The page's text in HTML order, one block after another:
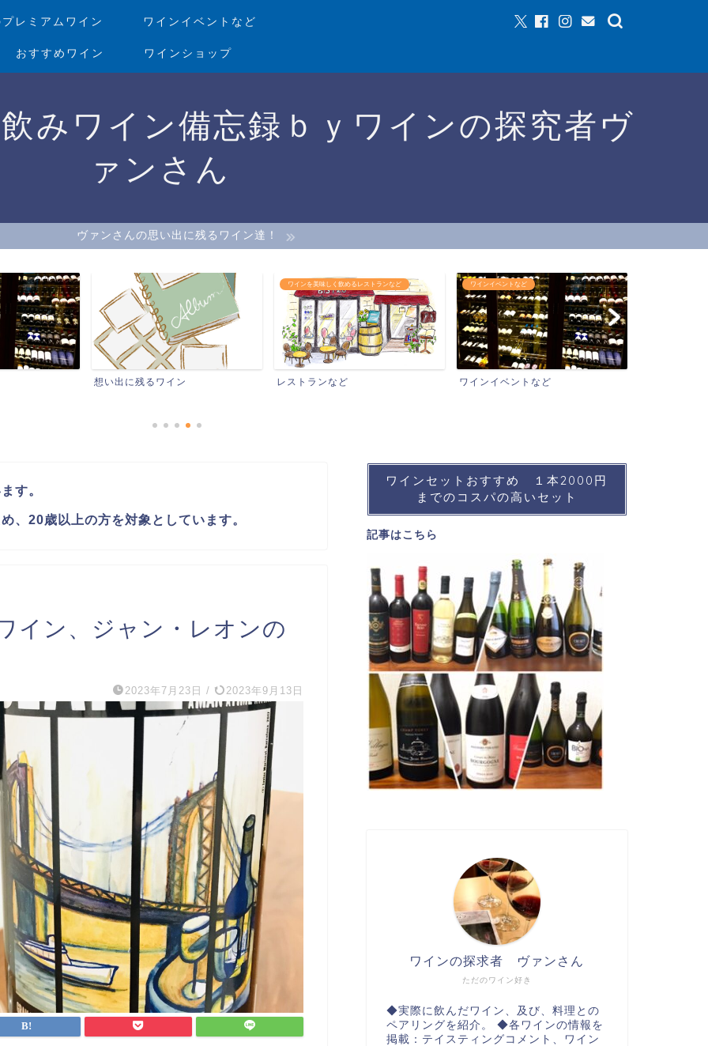
レミアムワイン ワインイベントなど
おすすめワイン ワインショップ
みワイン備忘録ｂｙワインの探究者ヴ
ァンさん
ヴァンさんの思い出に残るワイン達！
ワインを美味しく飲めるレストランなど
レストランなど
ワインイベントなど
ワインイベントなど
おすすめワイン
おすすめワイン
す。
、20歳以上の方を対象としています。
イン、ジャン・レオンの
2023年7月23日 / 2023年9月13日
ワインセットおすすめ １本2000円
までのコスパの高いセット
記事はこちら
ただのワイン好き
ワインの探求者 ヴァンさん
◆実際に飲んだワイン、及び、料理との
ペアリングを紹介。 ◆各ワインの情報を
掲載：テイスティングコメント、ワイン